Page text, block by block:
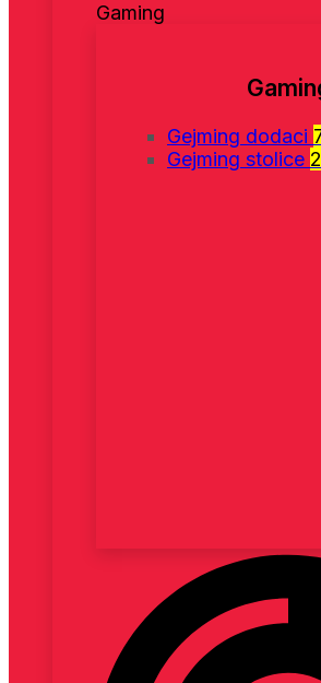
Gaming
Gejming dodaci
Gejming stolice